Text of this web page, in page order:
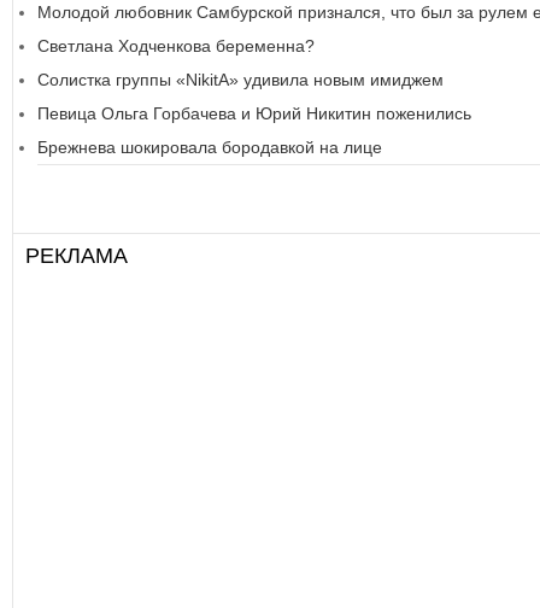
Молодой любовник Самбурской признался, что был за рулем
Светлана Ходченкова беременна?
Солистка группы «NikitA» удивила новым имиджем
Певица Ольга Горбачева и Юрий Никитин поженились
Брежнева шокировала бородавкой на лице
РЕКЛАМА